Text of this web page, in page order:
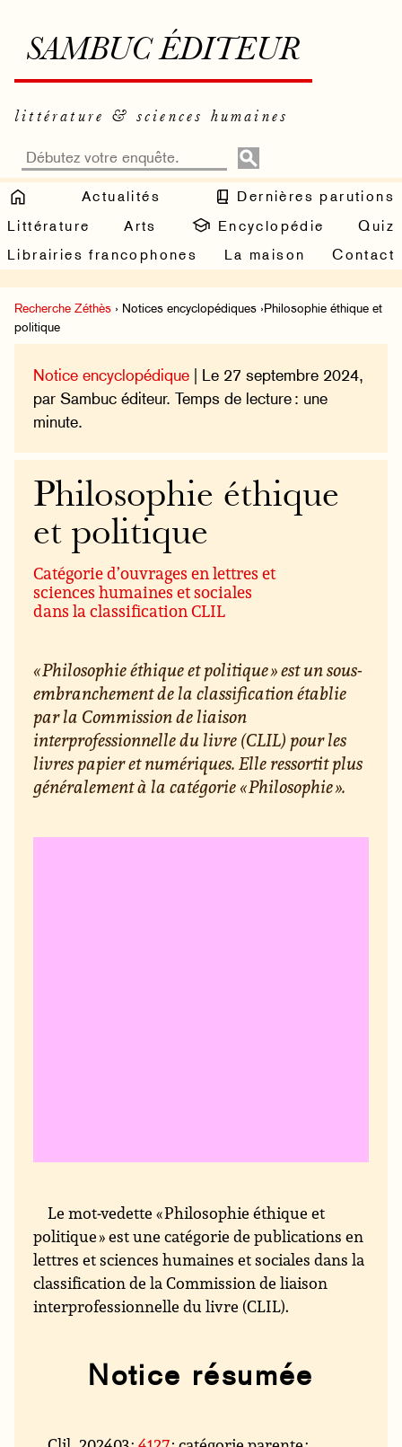
SAMBUC ÉDITEUR
littérature & sciences humaines
Actualités
Dernières parutions
Littérature
Arts Encyclopédie
Quiz
Librairies francophones
La maison Contact
Recherche Zéthès › Notices encyclopédiques ›Philosophie éthique et
politique
Notice encyclopédique | Le 27 septembre 2024,
par Sambuc éditeur. Temps de lecture : une
minute.
Philosophie éthique
et politique
Catégorie d’ouvrages en lettres et
sciences humaines et sociales
dans la classification CLIL
« Philosophie éthique et politique » est un sous-
embranchement de la classification établie
par la Commission de liaison
interprofessionnelle du livre (CLIL) pour les
livres papier et numériques. Elle ressortit plus
généralement à la catégorie « Philosophie ».
Le mot-vedette « Philosophie éthique et
politique » est une catégorie de publications en
lettres et sciences humaines et sociales dans la
classification de la Commission de liaison
interprofessionnelle du livre (CLIL).
Notice résumée